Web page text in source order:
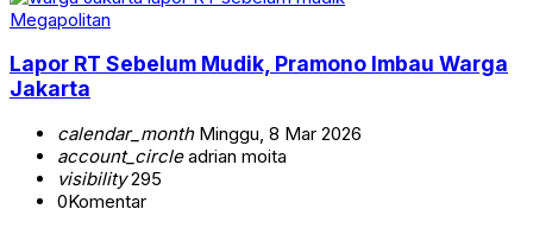
Megapolitan
Lapor RT Sebelum Mudik, Pramono Imbau Warga
Jakarta
calendar_monthMinggu, 8 Mar 2026
account_circleadrian moita
visibility295
0Komentar